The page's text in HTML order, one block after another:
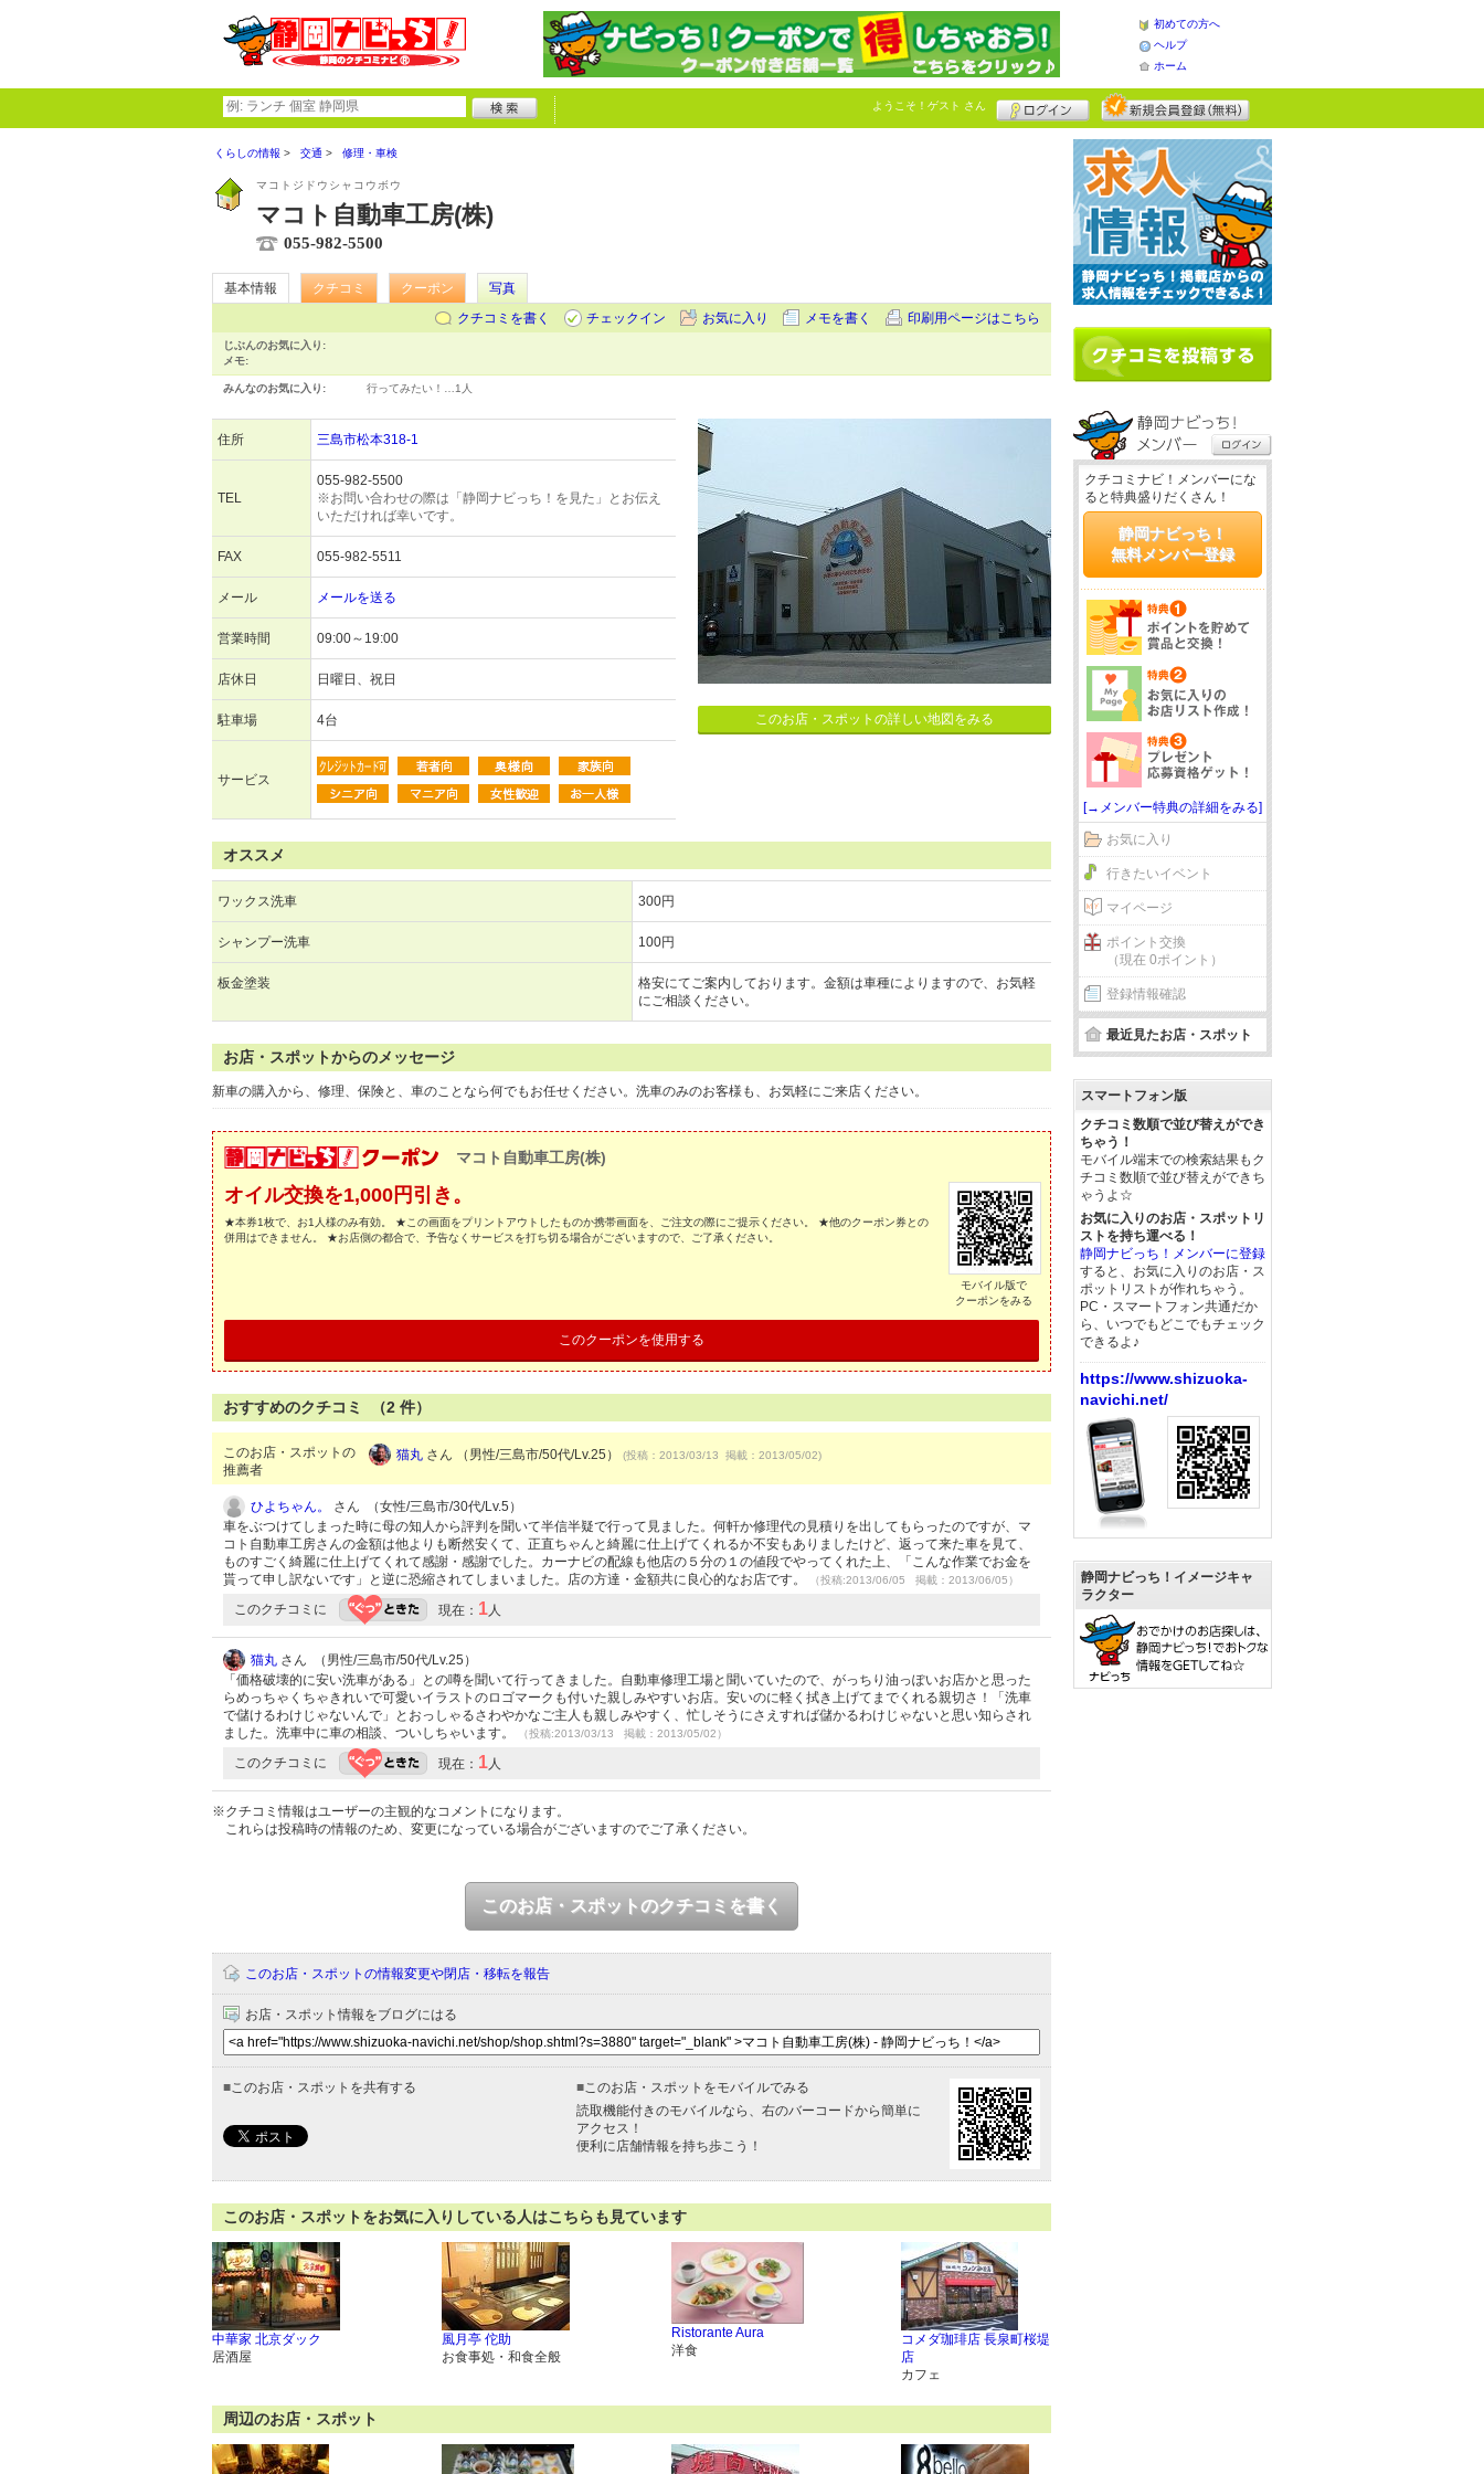
初めての方へ
ヘルプ
ホーム
ようこそ！ ゲスト さん
くらしの情報 交通 修理・車検
マコトジドウシャコウボウ
マコト自動車工房(株)
055-982-5500
基本情報 クチコミ クーポン
写真
クチコミを書く
チェックイン お気に入り メモを書く 印刷用ページはこちら
じぶんのお気に入り:
メモ:
みんなのお気に入り: 行ってみたい！… 1人
住所 三島市松本318-1
TEL
055-982-5500
※お問い合わせの際は「静岡ナビっち！を見た」とお伝え
いただければ幸いです。
FAX 055-982-5511
メール メールを送る
営業時間 09:00～19:00
店休日 日曜日、祝日
駐車場 4台
サービス
このお店・スポットの詳しい地図をみる
オススメ
ワックス洗車 300円
シャンプー洗車 100円
板金塗装
格安にてご案内しております。金額は車種によりますので、お気軽
にご相談ください。
お店・スポットからのメッセージ
新車の購入から、修理、保険と、車のことなら何でもお任せください。洗車のみのお客様も、お気軽にご来店ください。
マコト自動車工房(株)
オイル交換を1,000円引き。
★本券1枚で、お1人様のみ有効。 ★この画面をプリントアウトしたものか携帯画面を、ご注文の際にご提示ください。 ★他のクーポン券との
併用はできません。 ★お店側の都合で、予告なくサービスを打ち切る場合がございますので、ご了承ください。
モバイル版で
クーポンをみる
このクーポンを使用する
おすすめのクチコミ （2 件）
このお店・スポットの
推薦者
猫丸 さん （男性/三島市/50代/Lv.25） (投稿：2013/03/13 掲載：2013/05/02)
ひよちゃん。
さん （女性/三島市/30代/Lv.5）
車をぶつけてしまった時に母の知人から評判を聞いて半信半疑で行って見ました。何軒か修理代の見積りを出してもらったのですが、マ
コト自動車工房さんの金額は他よりも断然安くて、正直ちゃんと綺麗に仕上げてくれるか不安もありましたけど、返って来た車を見て、
ものすごく綺麗に仕上げてくれて感謝・感謝でした。カーナビの配線も他店の５分の１の値段でやってくれた上、「こんな作業でお金を
貰って申し訳ないです」と逆に恐縮されてしまいました。店の方達・金額共に良心的なお店です。
（投稿:2013/06/05 掲載：2013/06/05）
このクチコミに 現在： 1人
猫丸 さん （男性/三島市/50代/Lv.25）
「価格破壊的に安い洗車がある」との噂を聞いて行ってきました。自動車修理工場と聞いていたので、がっちり油っぽいお店かと思った
らめっちゃくちゃきれいで可愛いイラストのロゴマークも付いた親しみやすいお店。安いのに軽く拭き上げてまでくれる親切さ！「洗車
で儲けるわけじゃないんで」とおっしゃるさわやかなご主人も親しみやすく、忙しそうにさえすれば儲かるわけじゃないと思い知らされ
ました。洗車中に車の相談、ついしちゃいます。
（投稿:2013/03/13 掲載：2013/05/02）
このクチコミに 現在： 1人
※クチコミ情報はユーザーの主観的なコメントになります。
これらは投稿時の情報のため、変更になっている場合がございますのでご了承ください。
このお店・スポットのクチコミを書く
このお店・スポットの情報変更や閉店・移転を報告
お店・スポット情報をブログにはる
■このお店・スポットを共有する ■このお店・スポットをモバイルでみる
読取機能付きのモバイルなら、右のバーコードから簡単に
アクセス！
便利に店舗情報を持ち歩こう！
このお店・スポットをお気に入りしている人はこちらも見ています
中華家 北京ダック
居酒屋
風月亭 佗助
お食事処・和食全般
Ristorante Aura
洋食
コメダ珈琲店 長泉町桜堤
店
カフェ
周辺のお店・スポット
クチコミナビ！メンバーにな
ると特典盛りだくさん！
静岡ナビっち！
無料メンバー登録
[→メンバー特典の詳細をみる]
お気に入り
行きたいイベント
マイページ
ポイント交換
（現在 0ポイント）
登録情報確認
最近見たお店・スポット
スマートフォン版
クチコミ数順で並び替えができ
ちゃう！
モバイル端末での検索結果もク
チコミ数順で並び替えができち
ゃうよ☆
お気に入りのお店・スポットリ
ストを持ち運べる！
静岡ナビっち！メンバーに登録
すると、お気に入りのお店・ス
ポットリストが作れちゃう。
PC・スマートフォン共通だか
ら、いつでもどこでもチェック
できるよ♪
https://www.shizuoka-
navichi.net/
静岡ナビっち！イメージキャ
ラクター